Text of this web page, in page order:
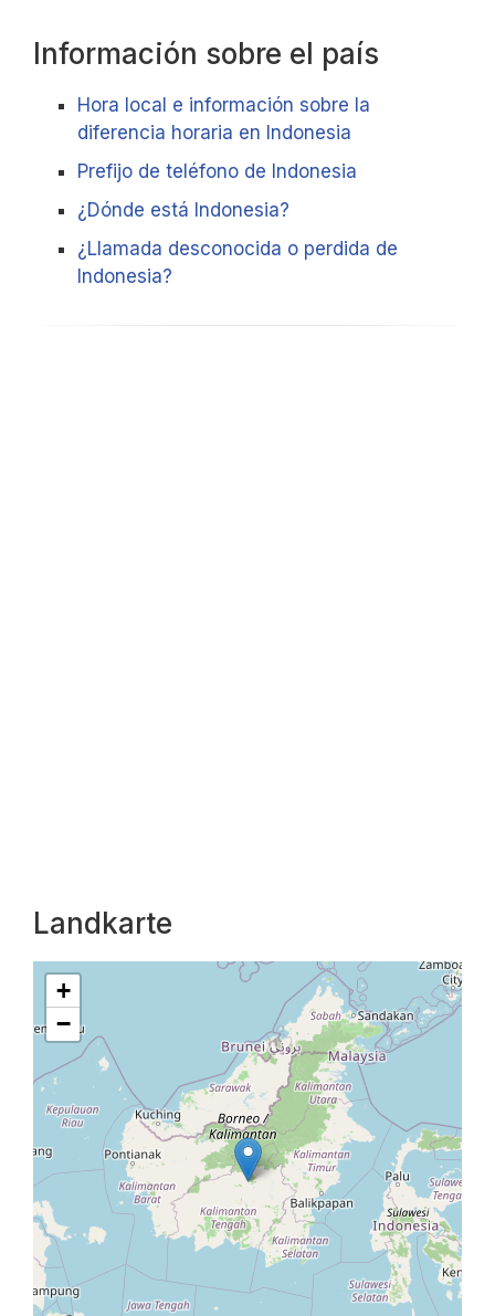
Información sobre el país
Hora local e información sobre la
diferencia horaria en Indonesia
Prefijo de teléfono de Indonesia
¿Dónde está Indonesia?
¿Llamada desconocida o perdida de
Indonesia?
Landkarte
+
−